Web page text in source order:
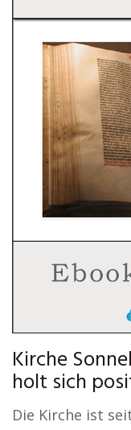
Kirche
holt sich
Die Kirche ist